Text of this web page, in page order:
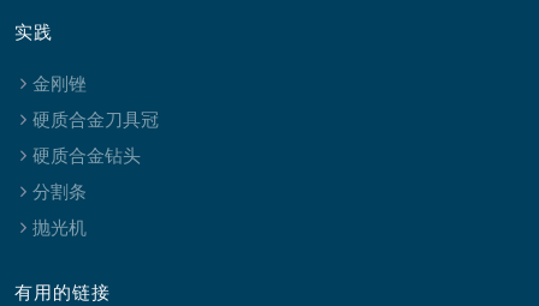
实践
金刚锉
硬质合金刀具冠
硬质合金钻头
分割条
抛光机
有用的链接